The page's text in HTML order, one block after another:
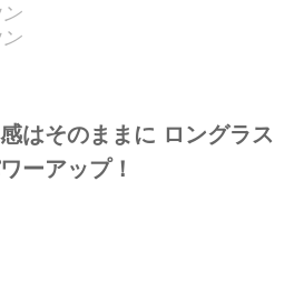
はそのままに ロングラス
ーアップ！